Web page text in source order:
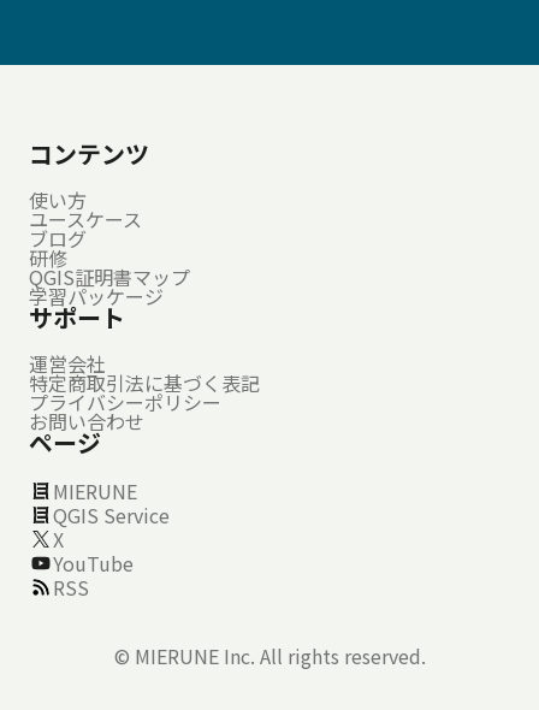
コンテンツ
使い方
ユースケース
ブログ
研修
QGIS証明書マップ
学習パッケージ
サポート
運営会社
特定商取引法に基づく表記
プライバシーポリシー
お問い合わせ
ページ
MIERUNE
QGIS Service
X
YouTube
RSS
© MIERUNE Inc. All rights reserved.